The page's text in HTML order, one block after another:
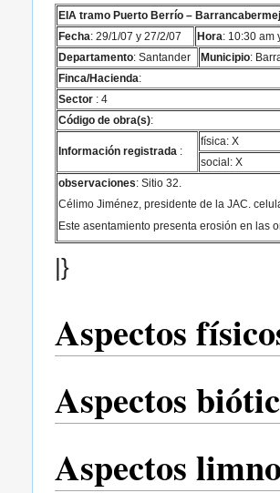
EIA tramo Puerto Berrío –
Fecha: 29/1/07 y 27/2/07 Hora: 10:30 am
Departamento: Santander Municipio:
Finca/Hacienda:
Sector : 4
Código de obra(s):
Información registrada :
física: X
social: X
observaciones: Sitio 32.
Célimo Jiménez, presidente de la JAC.
Este asentamiento presenta erosión en las
|}
Aspectos
Aspectos
Aspectos